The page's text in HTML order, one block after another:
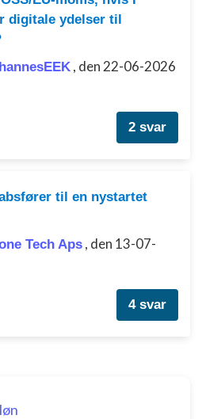
digitale ydelser til
, den 22-06-2026
2 svar
til en nystartet
Tech Aps , den 13-07-
4 svar